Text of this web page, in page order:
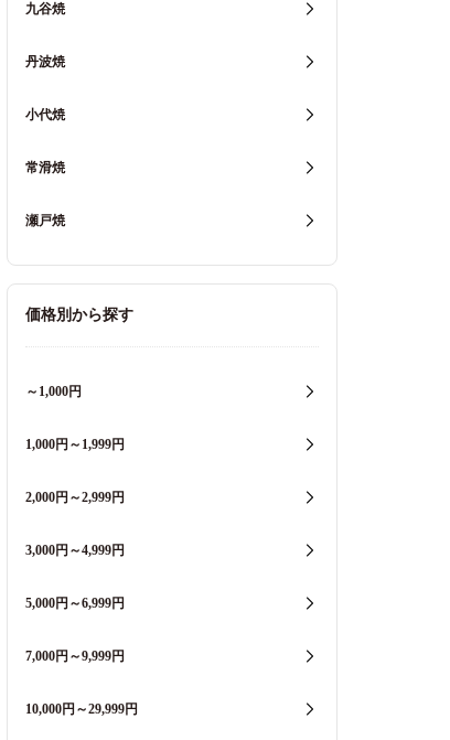
九谷焼
丹波焼
小代焼
常滑焼
瀬戸焼
価格別から探す
～1,000円
1,000円～1,999円
2,000円～2,999円
3,000円～4,999円
5,000円～6,999円
7,000円～9,999円
10,000円～29,999円